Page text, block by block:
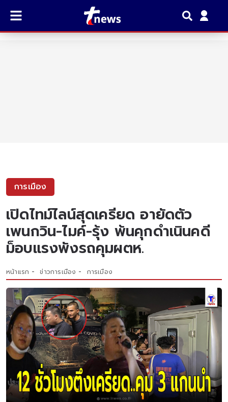
การเมือง
เปิดไทม์ไลน์สุดเครียด อายัดตัว
เพนกวิน-ไมค์-รุ้ง พ้นคุกดำเนินคดี
ม็อบแรงพังรถคุมผตห.
หน้าแรก ข่าวการเมือง การเมือง